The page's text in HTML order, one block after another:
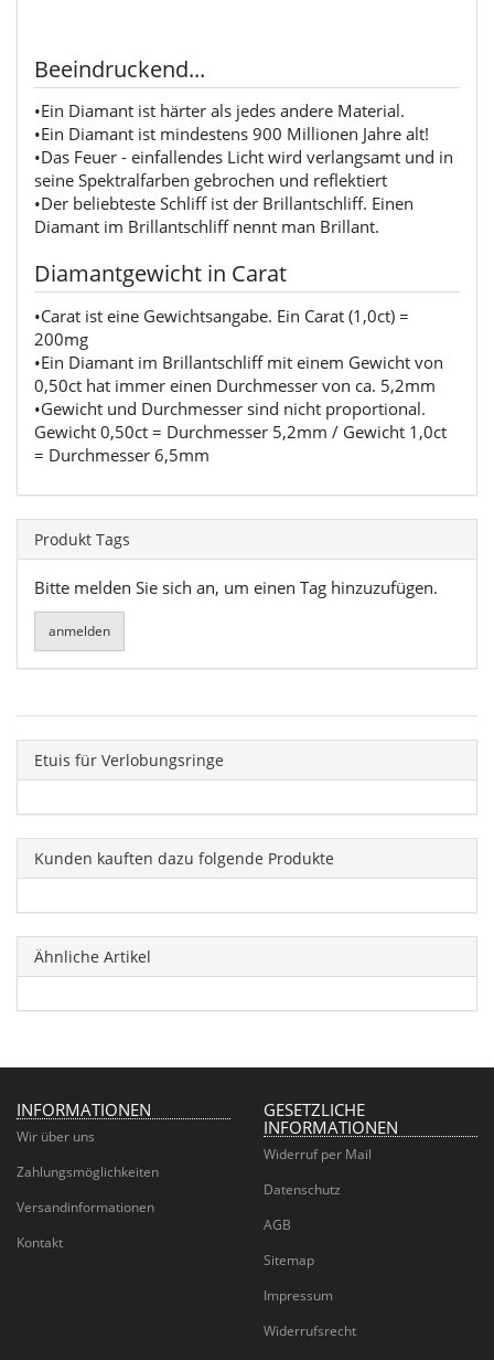
Beeindruckend...
•Ein Diamant ist härter als jedes andere Material.
•Ein Diamant ist mindestens 900 Millionen Jahre alt!
•Das Feuer - einfallendes Licht wird verlangsamt und in
seine Spektralfarben gebrochen und reflektiert
•Der beliebteste Schliff ist der Brillantschliff. Einen
Diamant im Brillantschliff nennt man Brillant.
Diamantgewicht in Carat
•Carat ist eine Gewichtsangabe. Ein Carat (1,0ct) =
200mg
•Ein Diamant im Brillantschliff mit einem Gewicht von
0,50ct hat immer einen Durchmesser von ca. 5,2mm
•Gewicht und Durchmesser sind nicht proportional.
Gewicht 0,50ct = Durchmesser 5,2mm / Gewicht 1,0ct
= Durchmesser 6,5mm
Produkt Tags
Bitte melden Sie sich an, um einen Tag hinzuzufügen.
Etuis für Verlobungsringe
Kunden kauften dazu folgende Produkte
Ähnliche Artikel
INFORMATIONEN
Wir über uns
Zahlungsmöglichkeiten
Versandinformationen
Kontakt
GESETZLICHE
INFORMATIONEN
Widerruf per Mail
Datenschutz
AGB
Sitemap
Impressum
Widerrufsrecht